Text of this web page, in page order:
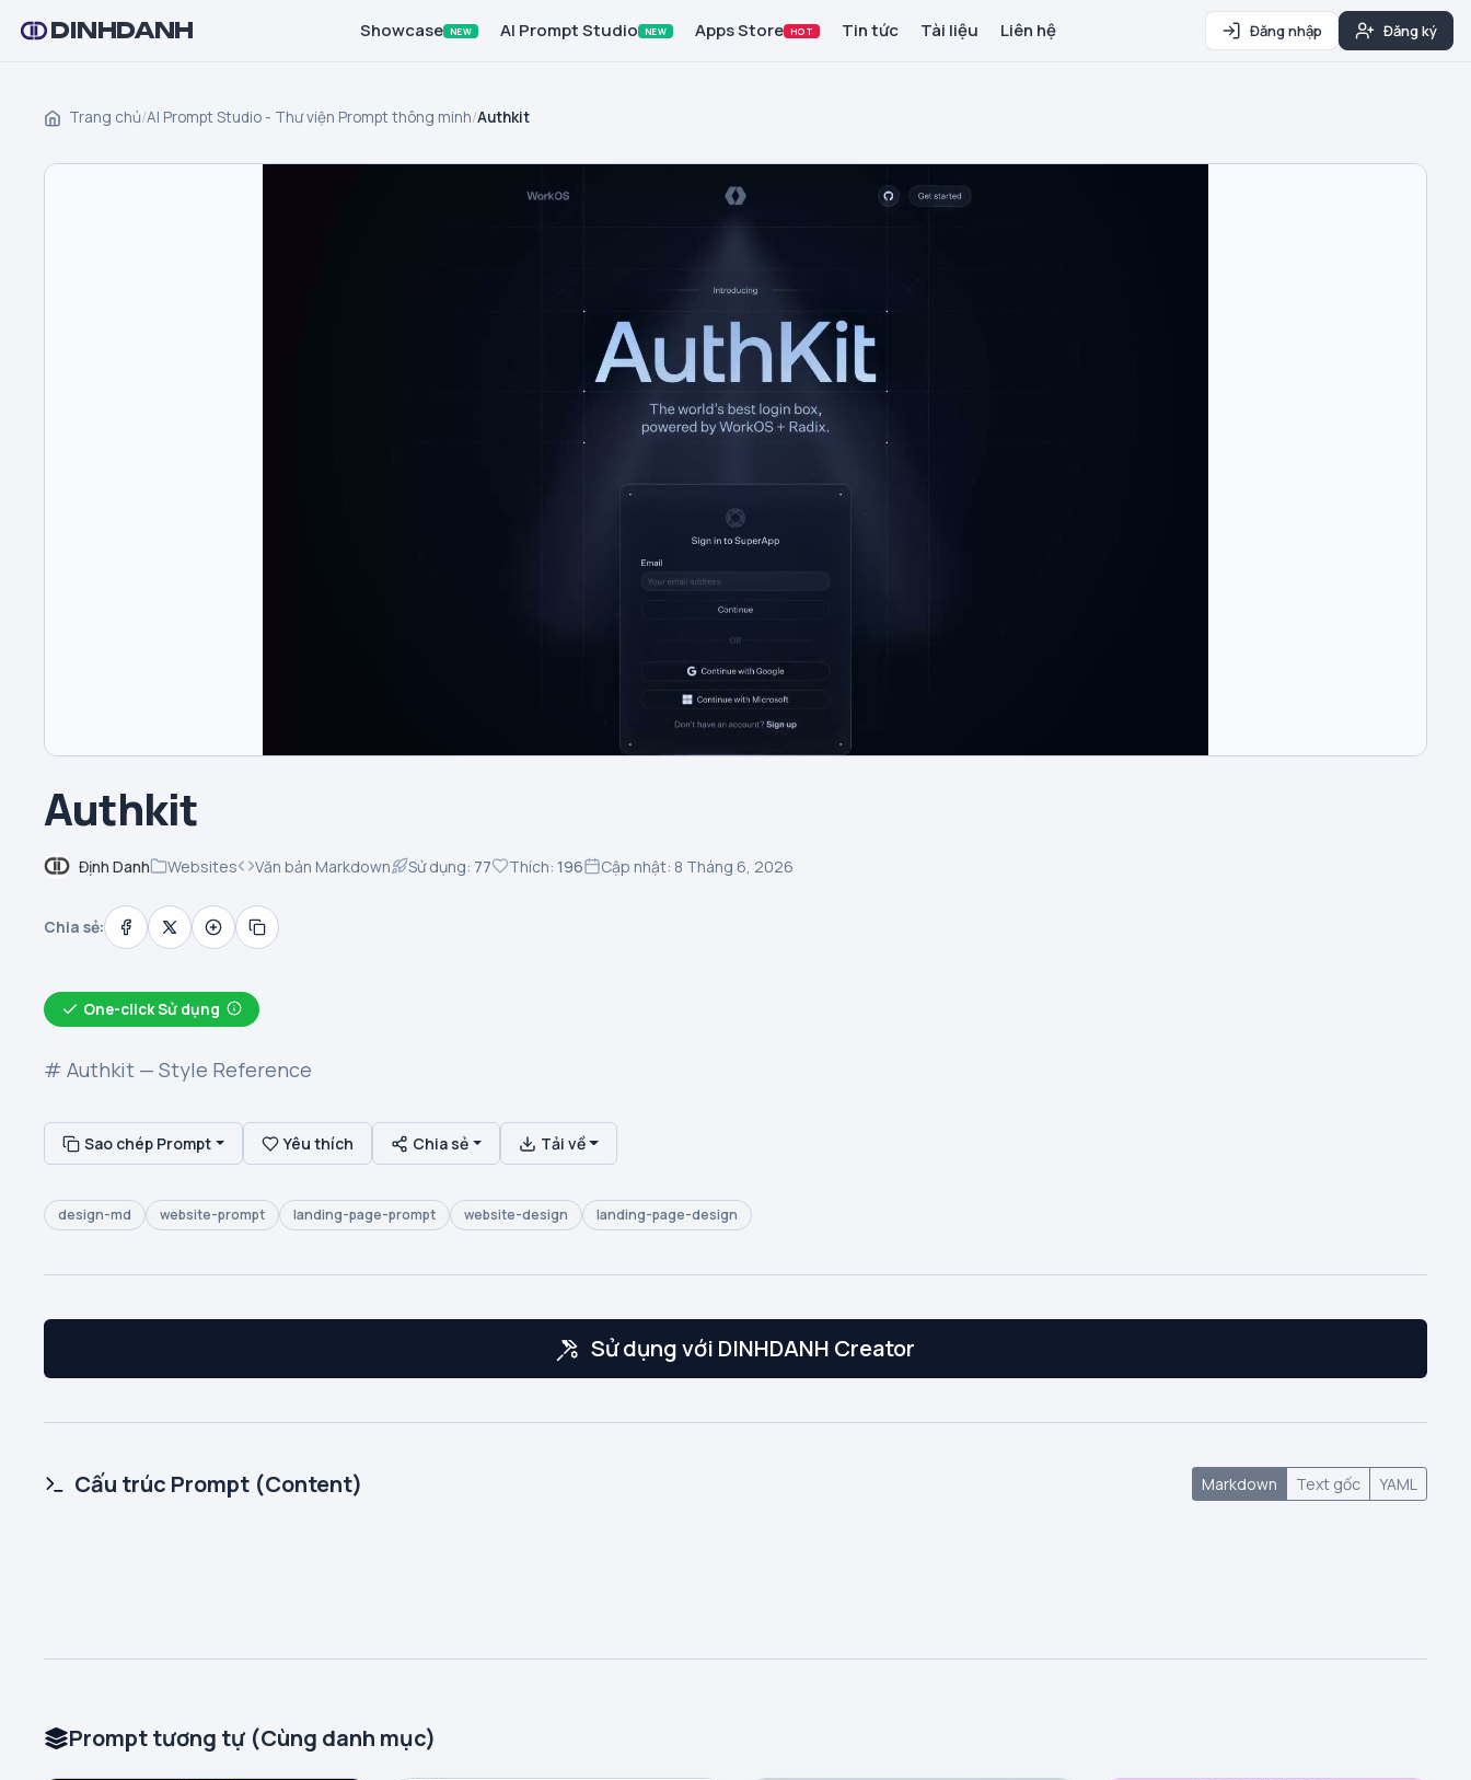
DINHDANH Showcase NEW AI Prompt Studio NEW Apps Store HOT Tin tức Tài liệu Liên hệ Đăng nhập Đăng ký
Trang chủ/AI Prompt Studio - Thư viện Prompt thông minh/Authkit
Authkit
Định Danh Websites Văn bản Markdown Sử dụng: 77 Thích: 196 Cập nhật: 8 Tháng 6, 2026
Chia sẻ:
One-click Sử dụng
# Authkit — Style Reference
Sao chép Prompt Yêu thích Chia sẻ Tải về
design-md website-prompt landing-page-prompt website-design landing-page-design
Sử dụng với DINHDANH Creator
Cấu trúc Prompt (Content) Markdown Text gốc YAML
Prompt tương tự (Cùng danh mục)